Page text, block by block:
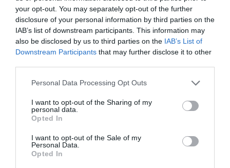
your opt-out. You may separately opt-out of the further
disclosure of your personal information by third parties on the
IAB’s list of downstream participants. This information may
also be disclosed by us to third parties on the IAB’s List of
Downstream Participants that may further disclose it to other
Personal Data Processing Opt Outs
I want to opt-out of the Sharing of my
personal data.
Opted In
I want to opt-out of the Sale of my
Personal Data.
Opted In